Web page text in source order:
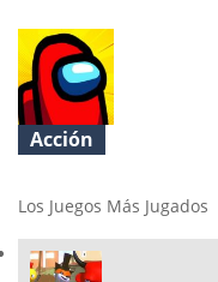
Acción
Los Juegos Más Jugados